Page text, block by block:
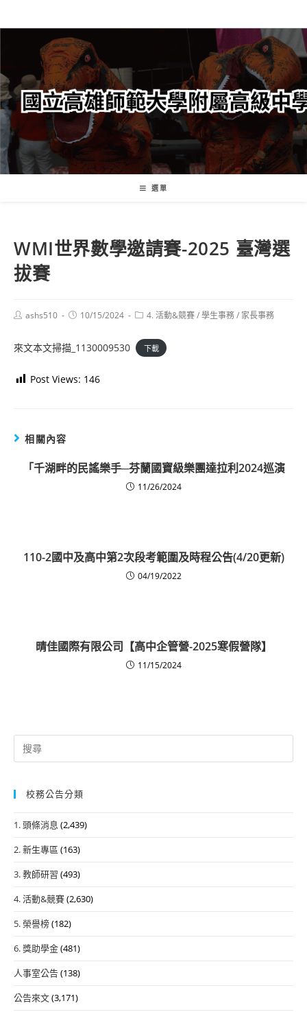
轉
要
內
容
選單
WMI世界數學邀請賽-2025 臺灣選
拔賽
Postashs510
Post10/15/2024
Post4. 活動&競賽/學生事務/ 家長事務
來文本文掃描_1130009530 下載
Post Views: 146
相關內容
「千湖畔的民謠樂手─芬蘭國寶級樂團達拉利2024巡演
11/26/2024
110-2國中及高中第2次段考範圍及時程公告(4/20更新)
04/19/2022
晴佳國際有限公司【高中企管營-2025寒假營隊】
11/15/2024
Search
for:
校務公告分類
1. 頭條消息 (2,439)
2. 新生專區 (163)
3. 教師研習 (493)
4. 活動&競賽(2,630)
5. 榮譽榜(182)
6. 獎助學金(481)
人事室公告(138)
公告來文(3,171)